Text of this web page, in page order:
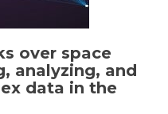
over space
analyzing, and
data in the